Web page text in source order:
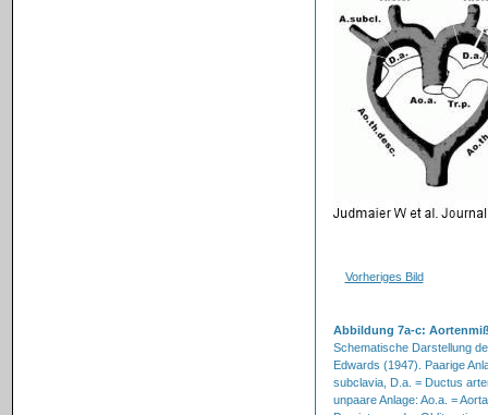
Vorheriges Bild
Abbildung 7a-c:
Schematische Darstellung
Edwards (1947). Paarige
subclavia, D.a. = Ductus
unpaare Anlage: Ao.a. =